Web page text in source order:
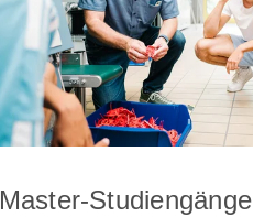
Master-Studiengänge